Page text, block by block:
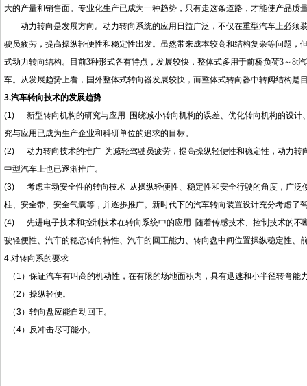
大的产量和销售面。专业化生产已成为一种趋势，只有走这条道路，才能使产品质
动力转向是发展方向 。 动力转向系统的应用日益广泛，不仅在重型汽车上必须
驶员疲劳，提高操纵轻便性和稳定性出发。虽然带来成本较高和结构复杂等问题，
式动力转向结构。目前3种形式各有特点，发展较快，整体式多用于前桥负荷3～8t
车。从发展趋势上看，国外整体式转向器发展较快，而整体式转向器中转阀结构是
3.汽车转向技术的发展趋势
(1) 新型转向机构的研究与应用
围绕减小转向机构的误差、优化转向机构的设
究与应用已成为生产企业和科研单位的追求的目标。
(2) 动力转向技术的推广 为减轻驾驶员疲劳，提高操纵轻便性和稳定性，动力
中型汽车上也已逐渐推广。
(3) 考虑主动安全性的转向技术 从操纵轻便性、稳定性和安全行驶的角度，广
柱、安全带、安全气囊等，并逐步推广。新时代下的汽车转向装置设计充分考虑了
(4) 先进电子技术和控制技术在转向系统中的应用
随着传感技术、控制技术的不
驶轻便性、汽车的稳态转向特性、汽车的回正能力、转向盘中间位置操纵稳定性、
4.对转向系的要求
（ 1）保证汽车有叫高的机动性，在有限的场地面积内，具有迅速和小半径转弯能
（2）操纵轻便。
（3）转向盘应能自动回正。
（4）反冲击尽可能小。